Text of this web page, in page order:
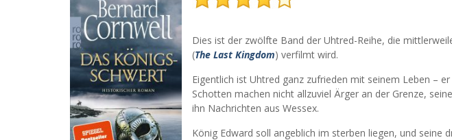
Dies ist der zwölfte Band der Uhtred-Reihe, die
(The Last Kingdom) verfilmt wird.
Eigentlich ist Uhtred ganz zufrieden mit seinem Leben –
Schotten machen nicht allzuviel Ärger an der Grenze,
ihn Nachrichten aus Wessex.
König Edward soll angeblich im sterben liegen, und seine